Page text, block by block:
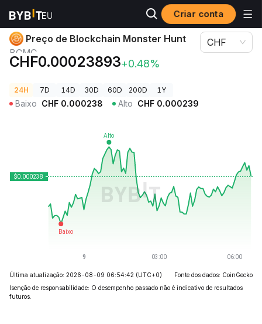
Criar conta
Preços de Criptomoedas Preço de Blockchain Monster Hunt BCMC
Preço de Blockchain Monster Hunt
BCMC
CHF0.00023893+0.48%
CHF
24H 7D 14D 30D 60D 200D 1Y
Baixo CHF 0.000238 Alto CHF 0.000239
Última atualização: 2026-08-09 06:54:42 (UTC+0)
Fonte dos dados: CoinGecko
Isenção de responsabilidade: O desempenho passado não é indicativo de resultados
futuros.